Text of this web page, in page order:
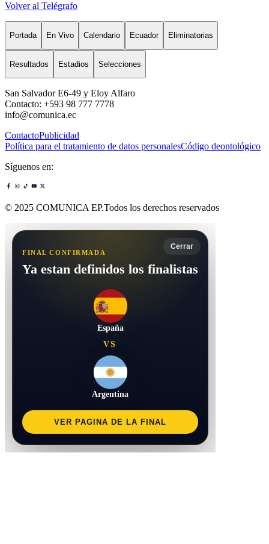
Volver al Telégrafo
Portada En Vivo Calendario Ecuador Eliminatorias
Resultados Estadios Selecciones
San Salvador E6-49 y Eloy Alfaro
Contacto: +593 98 777 7778
info@comunica.ec
ContactoPublicidad
Política para el tratamiento de datos personalesCódigo deontológico
Síguenos en:
© 2025 COMUNICA EP.Todos los derechos reservados
Cerrar
FINAL CONFIRMADA
Ya estan definidos los finalistas
España
VS
Argentina
VER PAGINA DE LA FINAL